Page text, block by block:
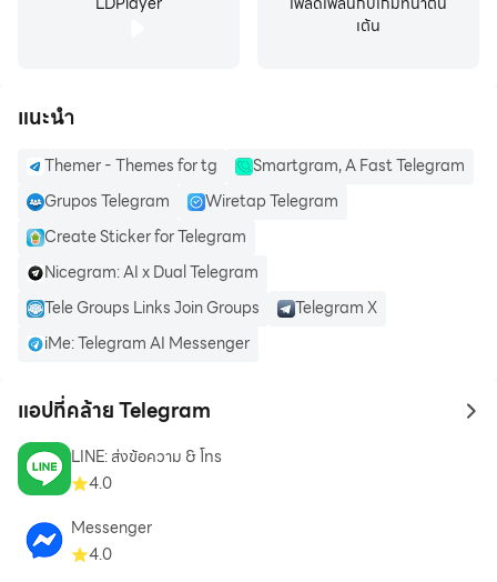
system ever made. It works even on the weakest mobile
FUN: Telegram has powerful photo and video editing tools,
animated stickers and emoji, fully customizable themes to
change the appearance of your app, and an open
sticker/GIF platform to cater to all your expressive needs.
SIMPLE: While providing an unprecedented array of
Telegram is so simple you already know how to use it.
PRIVATE: We take your privacy seriously and will never give
any third parties access to your data. You can delete any
message you ever sent or received for both sides, at any
time and without a trace. Telegram will never use your data
เต้น
แนะนำ
Themer - Themes for tg
Smartgram, A Fast Telegram
Grupos Telegram
Wiretap Telegram
Create Sticker for Telegram
Nicegram: AI x Dual Telegram
Tele Groups Links Join Groups
Telegram X
iMe: Telegram AI Messenger
แอปที่คล้าย Telegram to
LINE: ส่งข้อความ & โทร
4.0
Messenger
4.0